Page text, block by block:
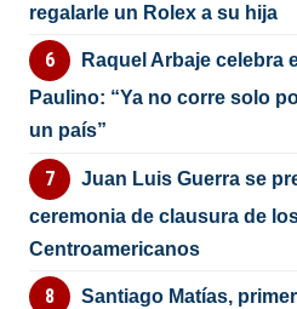
regalarle un Rolex a su hija
Raquel Arbaje celebra
Paulino: “Ya no corre solo
un país”
Juan Luis Guerra se
ceremonia de clausura de
Centroamericanos
Santiago Matías,